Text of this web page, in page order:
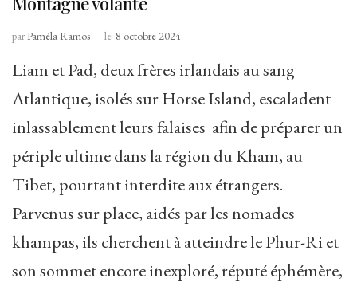
parPaméla Ramos le 8 octobre 2024
Liam et Pad, deux frères irlandais au sang
Atlantique, isolés sur Horse Island, escaladent
inlassablement leurs falaises afin de préparer un
périple ultime dans la région du Kham, au
Tibet, pourtant interdite aux étrangers.
Parvenus sur place, aidés par les nomades
khampas, ils cherchent à atteindre le Phur-Ri et
son sommet encore inexploré, réputé éphémère,